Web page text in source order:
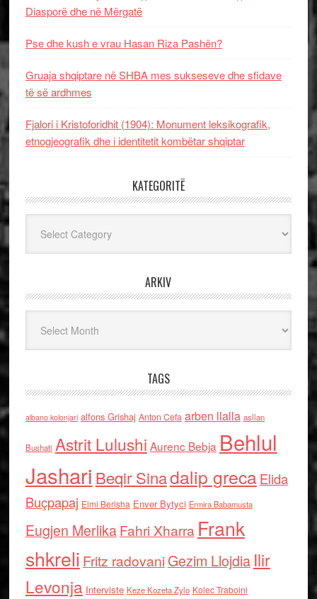
Diasporë dhe në Mërgatë
Pse dhe kush e vrau Hasan Riza Pashën?
Gruaja shqiptare në SHBA mes sukseseve dhe sfidave
të së ardhmes
Fjalori i Kristoforidhit (1904): Monument leksikografik,
etnogjeografik dhe i identitetit kombëtar shqiptar
KATEGORITË
ARKIV
TAGS
albano kolonjari alfons Grishaj Anton Cefa arben llalla asllan
Bushati Astrit Lulushi Aurenc Bebja Behlul
Jashari Beqir Sinadalip grecaElida
Buçpapaj Elmi Berisha Enver Bytyci Ermira Babamusta
Eugjen MerlikaFahri Xharra Frank
shkreli Fritz radovaniGezim Llojdia Ilir
Levonja Interviste Keze Kozeta Zylo Kolec Traboini